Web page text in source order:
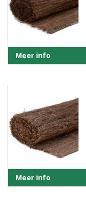
Meer info
Meer info